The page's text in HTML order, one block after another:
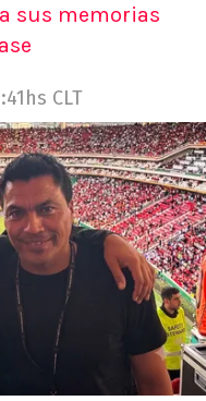
sus memorias
CLT